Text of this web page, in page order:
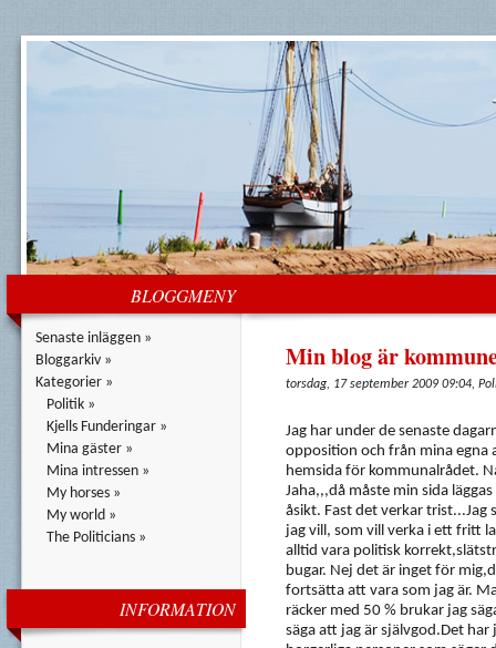
BLOGGMENY
Senaste inläggen »
Bloggarkiv »
Kategorier »
Politik »
Kjells Funderingar »
Mina gäster »
Mina intressen »
My horses »
My world »
The Politicians »
INFORMATION
Min blog är
torsdag, 17 september 2009 09:04,
Jag har under de senaste
opposition och från mina egna
hemsida för kommunalrådet.
Jaha,,,då måste min sida
åsikt. Fast det verkar trist...Jag
jag vill, som vill verka i ett fritt
alltid vara politisk
bugar. Nej det är inget för
fortsätta att vara som jag är.
räcker med 50 % brukar jag
säga att jag är självgod.Det